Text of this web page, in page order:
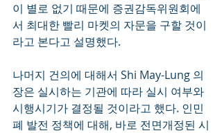
이 별로 없기 때문에 증권감독위원회에
서 최대한 빨리 마켓의 자문을 구할 것이
라고 본다고 설명했다.
나머지 건의에 대해서 Shi May-Lung 의
장은 실시하는 기관에 따라 실시 여부와
시행시기가 결정될 것이라고 했다. 인민
폐 발전 정책에 대해, 바로 전면개정된 시